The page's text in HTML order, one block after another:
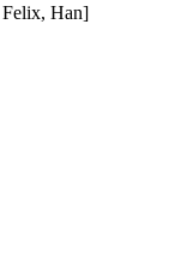
Han]